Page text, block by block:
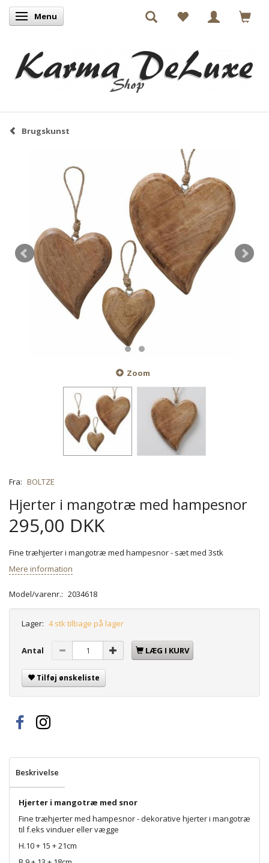
Skifte navigation
Menu
Brugskunst
Zoom
Fra: BOLTZE
Hjerter i mangotræ med hampesnor
295,00 DKK
Fine træhjerter i mangotræ med hampesnor - sæt med 3stk
Mere information
Model/varenr.: 2034618
Lager: 4 stk tilbage på lager
Antal LÆG I KURV
Tilføj ønskeliste
Beskrivelse
Hjerter i mangotræ med snor
Fine træhjerter med hampesnor - dekorative hjerter i mangotræ
til f.eks vinduer eller vægge
H.10 + 15 + 21cm